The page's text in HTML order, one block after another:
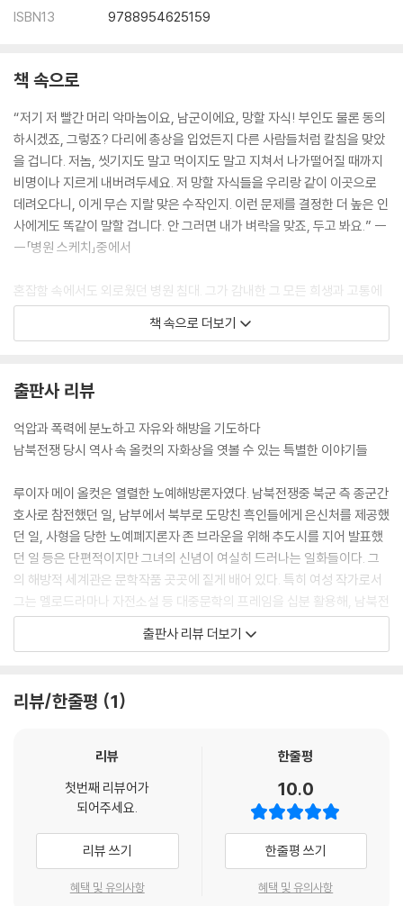
ISBN13
9788954625159
책 속으로
“저기 저 빨간 머리 악마놈이요, 남군이에요, 망할 자식! 부인도 물론 동의
하시겠죠, 그렇죠? 다리에 총상을 입었든지 다른 사람들처럼 칼침을 맞았
을 겁니다. 저놈, 씻기지도 말고 먹이지도 말고 지쳐서 나가떨어질 때까지
비명이나 지르게 내버려두세요. 저 망할 자식들을 우리랑 같이 이곳으로
데려오다니, 이게 무슨 지랄 맞은 수작인지. 이런 문제를 결정한 더 높은 인
사에게도 똑같이 말할 겁니다. 안 그러면 내가 벼락을 맞죠, 두고 봐요.” --
--「병원 스케치」중에서
혼잡함 속에서도 외로웠던 병원 침대. 그가 감내한 그 모든 희생과 고통에
비해 보상은 너무도 초라했다. 바라봐주는 낯익은 얼굴 하나 없이, 잘 가라
고 말해주는 다정한 목소리도 없이, 사자死者의 골짜기까지 다정하게 인
현실에 비통함을 느꼈다. ----「병원 스케치」 중에서
남자들은 ‘검둥이’라는 욕에 기역까지 하나 덧붙여 껌둥이라고 지껄이면
옹호자들을 비웃었다. 간호사들은 흑인의 도움은 기꺼이 받으면서도 감사
를 표하거나 칭찬하지도, 거리에서 알은척을 하지도 않았다. 그런 광경을
보고 있자니 두 세대에 걸친 노예해방론자 집안의 피가 끓어올랐고, 건수
가 생기자마자 튀어나와 강경하게 자유 발언의 권리를 주장했다. ----「병
원 스케치」 중에서
머릿속에 소용돌이치는 여러 가지 생각 중 오직 하나만이 실행에 옮길 수
있을 정도로 명료했다. 어떻게든 살인을 막아야 한다. 하지만 어떻게? 죽어
가는 남자, 그리고 미친 남자(잘못된 충동에 완전히 사로잡힌 사람은 그 충
있는데 대체 어떻게? 나에게는 힘도, 용기도, 시간도, 전략을 짜낼 기지도
강력한 방어술. ----「나의 콘트라밴드」 중에서
“그럼 말을 하지요. 아직 너무 이르긴 하지만 말이에요!” 짧고 날카로운 웃
음을 터뜨리며 밀리가 소리쳤다. “때가 되기 전에 말했다고 날 죽일지도 몰
라요. 하지만 어쩔 수 없는 일이죠. 바로 다음 순간 죽더라도 난 이 한 시간
의 자유를 누려야겠어요. 오늘밤 끔찍한 일이 벌어질 거예요. 그 일이 벌어
지게 만든 건 바로 당신들이에요. 우린 이제 못 참아요. 새로 오는 주인이
책 속으로 더보기
출판사 리뷰
억압과 폭력에 분노하고 자유와 해방을 기도하다
남북전쟁 당시 역사 속 올컷의 자화상을 엿볼 수 있는 특별한 이야기들
루이자 메이 올컷은 열렬한 노예해방론자였다. 남북전쟁중 북군 측 종군간
호사로 참전했던 일, 남부에서 북부로 도망친 흑인들에게 은신처를 제공했
던 일, 사형을 당한 노예폐지론자 존 브라운을 위해 추도시를 지어 발표했
던 일 등은 단편적이지만 그녀의 신념이 여실히 드러나는 일화들이다. 그
의 해방적 세계관은 문학작품 곳곳에 짙게 배어 있다. 특히 여성 작가로서
그는 멜로드라마나 자전소설 등 대중문학의 프레임을 십분 활용해, 남북전
쟁의 정당성과 노예해방의 당위성을 단호하면서도 유쾌하게, 낭만적이면
서도 현실적으로 담아냈다.
군 측 종군간호사로 참전했던 경험을 문학적으로 재구성한 이 글에는 전쟁
리윙클의 좌충우돌 병원생활이 익살스럽게 묘사되어 있다. 그러나 희극적
지 않으면서도 야전병원 곳곳에 만연한 관료주의와 비능률적인 병원 운영,
비인간적인 의료진의 행태를 낱낱이 고발하고 있다. 문장에서 혼란에 빠져
어리둥절해하는 이는 간호사 페리윙클이지만, 행간에서 드러난 온전함을
잃은 주체는 노예제도와 시민전쟁으로 두 동강이 난 미국인 것이다. 나아
가 절단되고 피 흘리는 국가를 간호해 질서와 건강을 회복시키고, 새로운
출판사 리뷰 더보기
리뷰/한줄평 1
리뷰
첫번째 리뷰어가
되어주세요.
리뷰 쓰기
혜택 및 유의사항
한줄평
10.0
한줄평 쓰기
혜택 및 유의사항